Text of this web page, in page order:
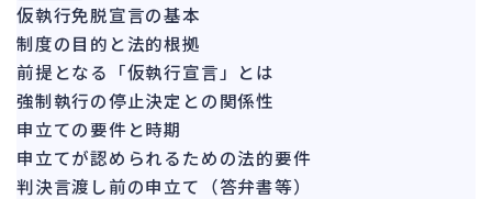
再建準備 67
人事労務 557
人件費 20
労災・ハラスメント 144
仮執行免脱宣言の基本
制度の目的と法的根拠
前提となる「仮執行宣言」とは
強制執行の停止決定との関係性
申立ての要件と時期
申立てが認められるための法的要件
判決言渡し前の申立て（答弁書等）